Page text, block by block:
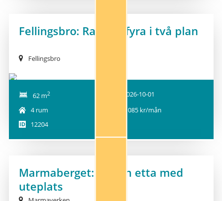
Fellingsbro: Radhus-fyra i två plan
Fellingsbro
62 m2
2026-10-01
4 rum
8 085 kr/mån
12204
Marmaberget: Fräsch etta med
uteplats